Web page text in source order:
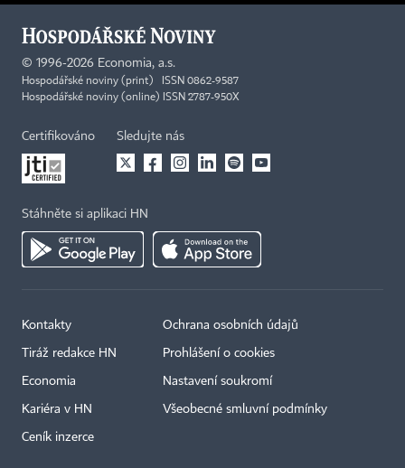
© 1996-2026 Economia, a.s.
Hospodářské noviny (print) ISSN 0862-9587
Hospodářské noviny (online) ISSN 2787-950X
Certifikováno Sledujte nás
Stáhněte si aplikaci HN
Kontakty
Tiráž redakce HN
Economia
Kariéra v HN
Ceník inzerce
Ochrana osobních údajů
Prohlášení o cookies
Nastavení soukromí
Všeobecné smluvní podmínky